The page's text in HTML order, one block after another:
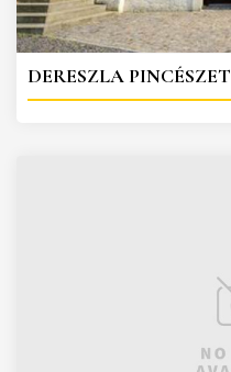
DERESZLA PINCÉSZET